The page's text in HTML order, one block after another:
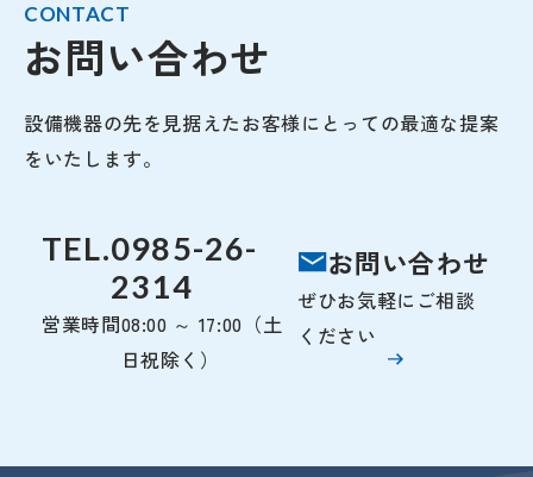
CONTACT
お問い合わせ
設備機器の先を見据えたお客様にとっての最適な提案
をいたします。
TEL.0985-26-
2314
営業時間08:00 ～ 17:00（土
日祝除く）
お問い合わせ
ぜひお気軽にご相談
ください